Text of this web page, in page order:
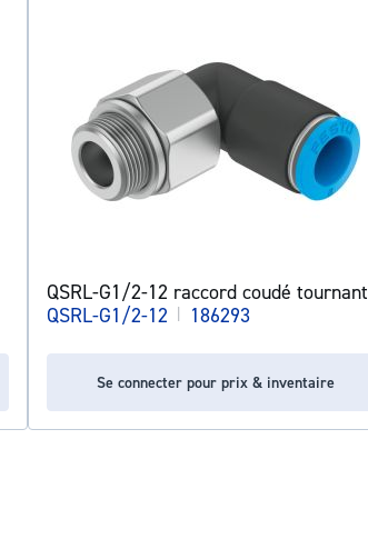
QSRL-G1/2-12 raccord coudé tournant
QSRL-G1/2-12 | 186293
Se connecter pour prix & inventaire